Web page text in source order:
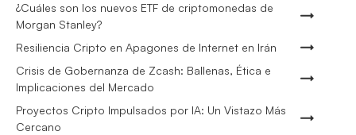
¿Cuáles son los nuevos ETF de criptomonedas de
Morgan Stanley?
Resiliencia Cripto en Apagones de Internet en Irán
Crisis de Gobernanza de Zcash: Ballenas, Ética e
Implicaciones del Mercado
Proyectos Cripto Impulsados por IA: Un Vistazo Más
Cercano